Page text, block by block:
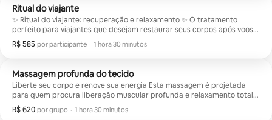
Ritual do viajante
✨ Ritual do viajante: recuperação e relaxamento ✨ O tratamento
perfeito para viajantes que desejam restaurar seus corpos após voos,
longas caminhadas ou dias agitados explorando a cidade. Uma
experiência abrangente que combina bem-estar, descanso e
costas, reduzir o peso e relaxar as pernas cansadas, culminando em
uma deliciosa massagem nos pés.
R$ 585 por participante
R$ 585 por participante
, · 1 hora 30 minutos
Massagem profunda do tecido
Liberte seu corpo e renove sua energia Esta massagem é projetada
para quem procura liberação muscular profunda e relaxamento total
do corpo e da mente. Trabalhamos em camadas profundas do
músculo para aliviar a tensão acumulada e o estresse e a dor causados
R$ 620 por grupo
R$ 620 por grupo
, · 1 hora 30 minutos